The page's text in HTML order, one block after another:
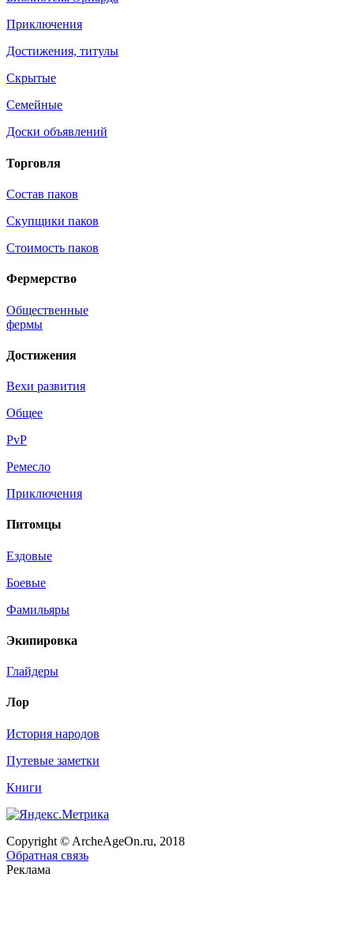
Приключения
Достижения, титулы
Скрытые
Семейные
Доски объявлений
Торговля
Состав паков
Скупщики паков
Стоимость паков
Фермерство
Общественные
фермы
Достижения
Вехи развития
Общее
PvP
Ремесло
Приключения
Питомцы
Ездовые
Боевые
Фамильяры
Экипировка
Глайдеры
Лор
История народов
Путевые заметки
Книги
Copyright © ArcheAgeOn.ru, 2018
Обратная связь
Реклама